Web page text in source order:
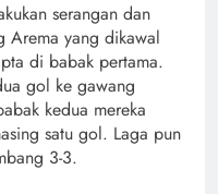
serangan dan
Arema yang dikawal
di babak pertama.
gol ke gawang
kedua mereka
satu gol. Laga pun
3-3.